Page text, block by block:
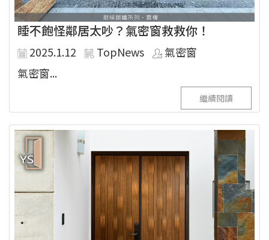
睡不飽怪鄰居太吵？氣密窗救救你！
2025.1.12 TopNews
氣密窗
氣密窗...
繼續閱讀